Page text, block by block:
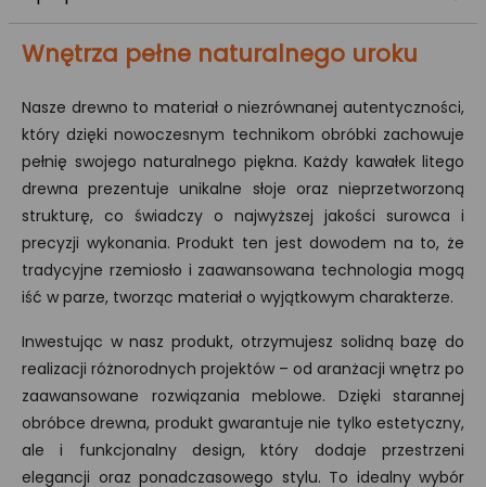
Wnętrza pełne naturalnego uroku
Nasze drewno to materiał o niezrównanej autentyczności,
który dzięki nowoczesnym technikom obróbki zachowuje
pełnię swojego naturalnego piękna. Każdy kawałek litego
drewna prezentuje unikalne słoje oraz nieprzetworzoną
strukturę, co świadczy o najwyższej jakości surowca i
precyzji wykonania. Produkt ten jest dowodem na to, że
tradycyjne rzemiosło i zaawansowana technologia mogą
iść w parze, tworząc materiał o wyjątkowym charakterze.
Inwestując w nasz produkt, otrzymujesz solidną bazę do
realizacji różnorodnych projektów – od aranżacji wnętrz po
zaawansowane rozwiązania meblowe. Dzięki starannej
obróbce drewna, produkt gwarantuje nie tylko estetyczny,
ale i funkcjonalny design, który dodaje przestrzeni
elegancji oraz ponadczasowego stylu. To idealny wybór